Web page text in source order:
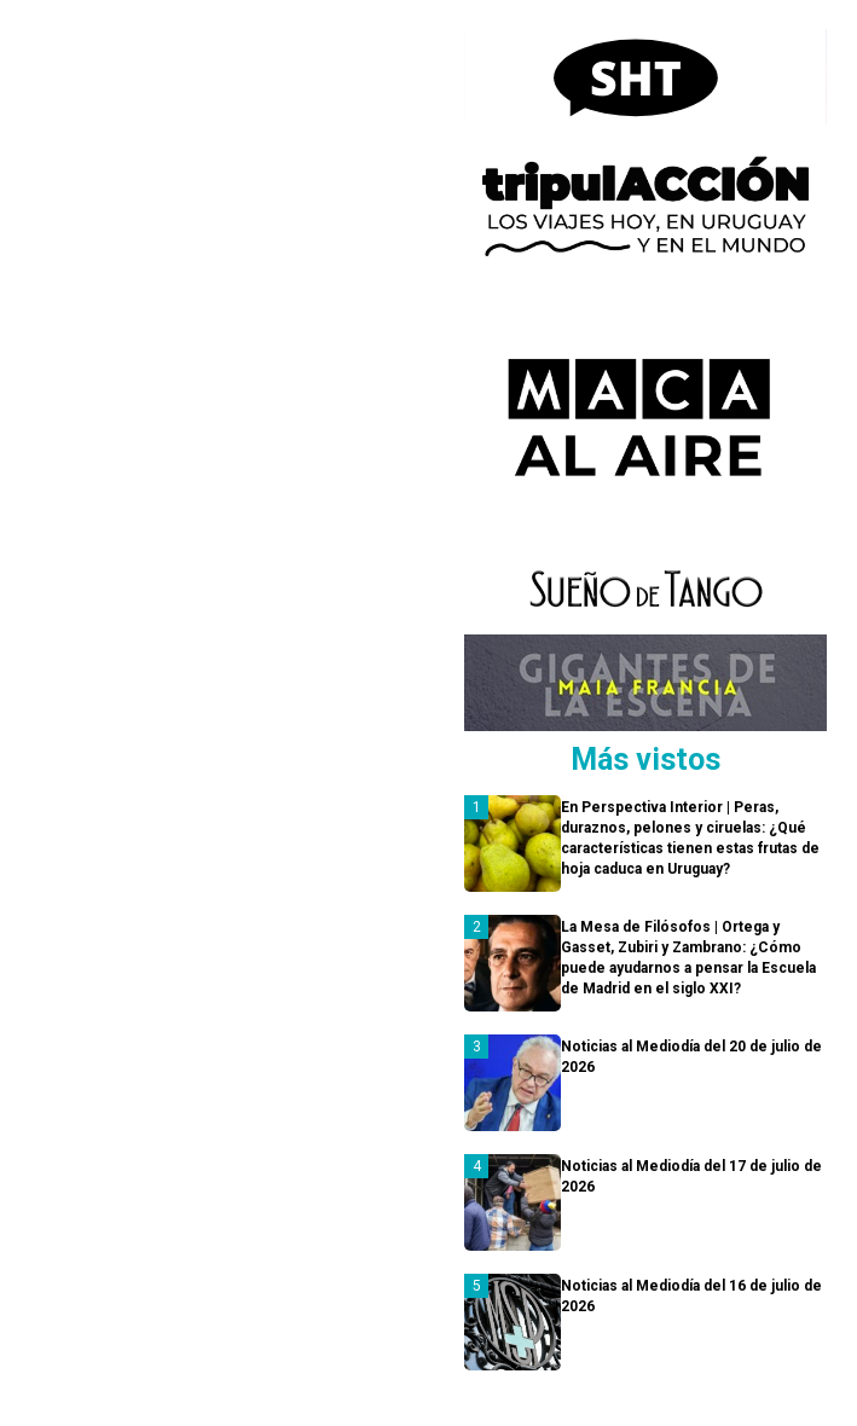
Más vistos
En Perspectiva Interior | Peras,
duraznos, pelones y ciruelas: ¿Qué
características tienen estas frutas de
hoja caduca en Uruguay?
La Mesa de Filósofos | Ortega y
Gasset, Zubiri y Zambrano: ¿Cómo
puede ayudarnos a pensar la Escuela
de Madrid en el siglo XXI?
Noticias al Mediodía del 20 de julio de
2026
Noticias al Mediodía del 17 de julio de
2026
Noticias al Mediodía del 16 de julio de
2026